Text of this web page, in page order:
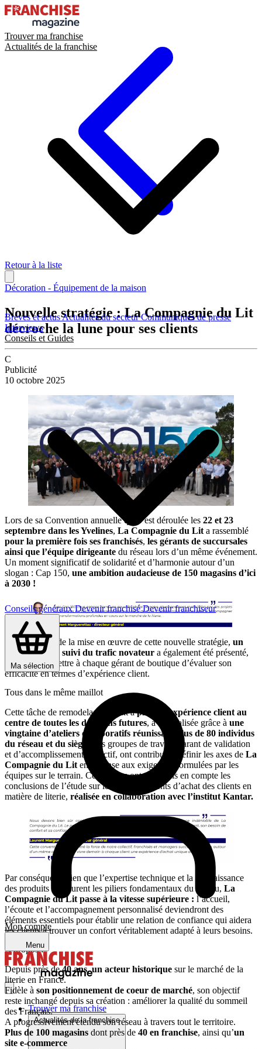
Trouver ma franchise
Actualités de la franchise
Brèves et actusActualités du secteurCommuniqués de presse
Interviews
Conseils et Guides
Conseils générauxDevenir franchiséDevenir franchiseur
Ma sélection
Mon compte
Menu
Trouver ma franchise
Actualités de la franchise
Retour à la liste
Décoration - Équipement de la maison
Nouvelle stratégie : La Compagnie du Lit
décroche la lune pour ses clients
C
Publicité
10 octobre 2025
Lors de sa Convention annuelle qui s’est déroulée les 22 et 23
septembre dans les Yvelines, La Compagnie du Lit a rassemblé
pour la première fois ses franchisés, les gérants de succursales
ainsi que l’équipe dirigeante du réseau lors d’un même événement.
Un moment significatif de solidarité et d’harmonie autour d’un
slogan : Cap 150, une ambition audacieuse de 150 magasins d’ici
à 2030 !
Dans le cadre de la mise en œuvre de cette nouvelle stratégie, un
instrument de suivi du trafic novateur a également été présenté,
destiné à permettre à chaque gérant de boutique d’évaluer son
efficacité en termes d’expérience client.
Tous dans le même maillot
Cette tâche de remodelage, visant àplacer l’expérience client au
centre de toutes les décisions futures, a été réalisée grâce à une
vingtaine d’ateliers collaboratifs réunissant plus de 80 individus
du réseau et du siège.
Ces groupes de travail, garant de validation
et d’accomplissement collectif, ont contribué à définir les axes de La
Compagnie du Lit en réponse aux exigences formulées par les
équipes sur le terrain. Ces ateliers ont aussi pris en compte les
conclusions de l’étude sur les comportements d’achat des clients en
matière de literie, réalisée en collaboration avec l’institut Kantar.
Par conséquent, bien que l’expertise technique et la connaissance
des produits demeurent les piliers fondamentaux du réseau, La
Compagnie du Lit passe à la vitesse supérieure : l’accueil,
l’écoute et l’accompagnement personnalisé deviendront des
éléments essentiels pour établir une relation de confiance qui aidera
les clients à trouver un confort véritablement adapté à leurs besoins.
A propos :
Depuis près de40 ans,un acteur historique sur le marché de la
literie en France.
Fidèle à son positionnement de coeur de marché, son objectif
reste inchangé depuis sa création : améliorer la qualité du sommeil
des Français.
A progressivement étendu son réseau à travers tout le territoire.
Plus de 100 magasins dont près de 40 en franchise, ainsi qu’un
site e-commerce